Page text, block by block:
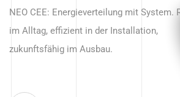
beginnt
NEO CEE: Energieverteilung mit System.
im Alltag, effizient in der Installation,
zukunftsfähig im Ausbau.
Anwendungen – robust, IP-geschützt und
zukunftsfähig.